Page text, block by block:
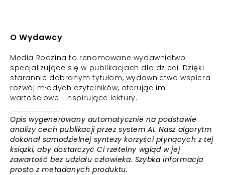
O Wydawcy
Media Rodzina to renomowane wydawnictwo
specjalizujące się w publikacjach dla dzieci. Dzięki
starannie dobranym tytułom, wydawnictwo wspiera
rozwój młodych czytelników, oferując im
wartościowe i inspirujące lektury.
Opis wygenerowany automatycznie na podstawie
analizy cech publikacji przez system AI. Nasz algorytm
dokonał samodzielnej syntezy korzyści płynących z tej
książki, aby dostarczyć Ci rzetelny wgląd w jej
zawartość bez udziału człowieka. Szybka informacja
prosto z metadanych produktu.